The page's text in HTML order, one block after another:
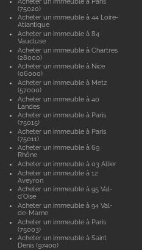
(75020)
Acheter un immeuble à 44 Loire-
Atlantique
Acheter un immeuble à 84
Vaucluse
Acheter un immeuble à Chartres
(28000)
Acheter un immeuble à Nice
(06000)
Acheter un immeuble à Metz
(57000)
Acheter un immeuble à 40
Landes
Acheter un immeuble à Paris
(75015)
Acheter un immeuble à Paris
(75011)
Acheter un immeuble à 69
Rhône
Acheter un immeuble à 03 Allier
Acheter un immeuble à 12
Aveyron
Acheter un immeuble à 95 Val-
d'Oise
Acheter un immeuble à 94 Val-
de-Marne
Acheter un immeuble à Paris
(75003)
Acheter un immeuble à Saint
Denis (97400)